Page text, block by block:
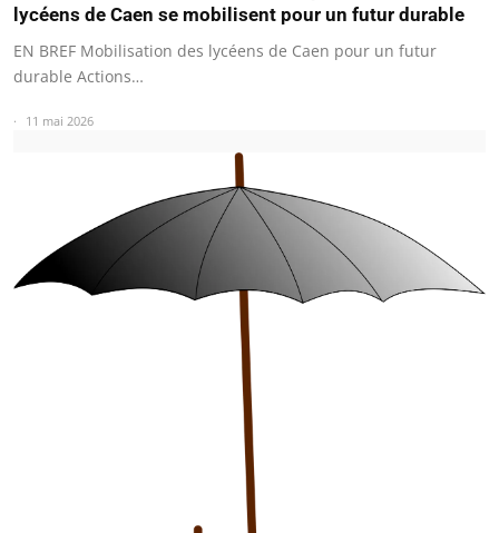
lycéens de Caen se mobilisent pour un futur durable
EN BREF Mobilisation des lycéens de Caen pour un futur
durable Actions…
11 mai 2026